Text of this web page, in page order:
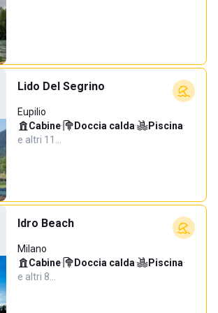
Lido Del Segrino
Eupilio
Cabine· Doccia calda· Piscina·
e altri 11…
Idro Beach
Milano
Cabine· Doccia calda· Piscina·
e altri 8…